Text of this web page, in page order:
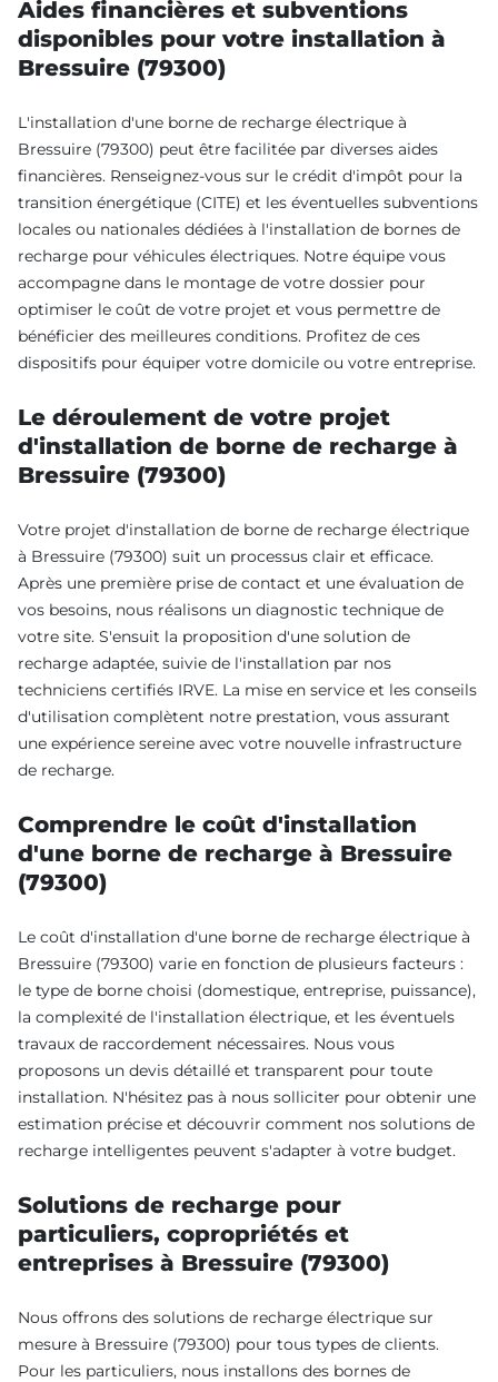
Aides financières et subventions
disponibles pour votre installation à
Bressuire (79300)
L'installation d'une borne de recharge électrique à
Bressuire (79300) peut être facilitée par diverses aides
financières. Renseignez-vous sur le crédit d'impôt pour la
transition énergétique (CITE) et les éventuelles subventions
locales ou nationales dédiées à l'installation de bornes de
recharge pour véhicules électriques. Notre équipe vous
accompagne dans le montage de votre dossier pour
optimiser le coût de votre projet et vous permettre de
bénéficier des meilleures conditions. Profitez de ces
dispositifs pour équiper votre domicile ou votre entreprise.
Le déroulement de votre projet
d'installation de borne de recharge à
Bressuire (79300)
Votre projet d'installation de borne de recharge électrique
à Bressuire (79300) suit un processus clair et efficace.
Après une première prise de contact et une évaluation de
vos besoins, nous réalisons un diagnostic technique de
votre site. S'ensuit la proposition d'une solution de
recharge adaptée, suivie de l'installation par nos
techniciens certifiés IRVE. La mise en service et les conseils
d'utilisation complètent notre prestation, vous assurant
une expérience sereine avec votre nouvelle infrastructure
de recharge.
Comprendre le coût d'installation
d'une borne de recharge à Bressuire
(79300)
Le coût d'installation d'une borne de recharge électrique à
Bressuire (79300) varie en fonction de plusieurs facteurs :
le type de borne choisi (domestique, entreprise, puissance),
la complexité de l'installation électrique, et les éventuels
travaux de raccordement nécessaires. Nous vous
proposons un devis détaillé et transparent pour toute
installation. N'hésitez pas à nous solliciter pour obtenir une
estimation précise et découvrir comment nos solutions de
recharge intelligentes peuvent s'adapter à votre budget.
Solutions de recharge pour
particuliers, copropriétés et
entreprises à Bressuire (79300)
Nous offrons des solutions de recharge électrique sur
mesure à Bressuire (79300) pour tous types de clients.
Pour les particuliers, nous installons des bornes de